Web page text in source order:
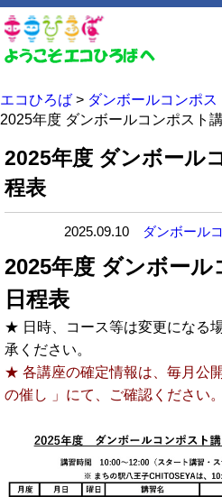
エコひろば > ダンボールコンポ
2025年度 ダンボールコンポスト
2025年度 ダンボール
程表
2025.09.10 ダンボール
2025年度 ダンボー
日程表
★ 日時、コース等は変更になる
承ください。
★ 各講座の確定情報は、毎月公
の催し 」にて、ご確認ください。